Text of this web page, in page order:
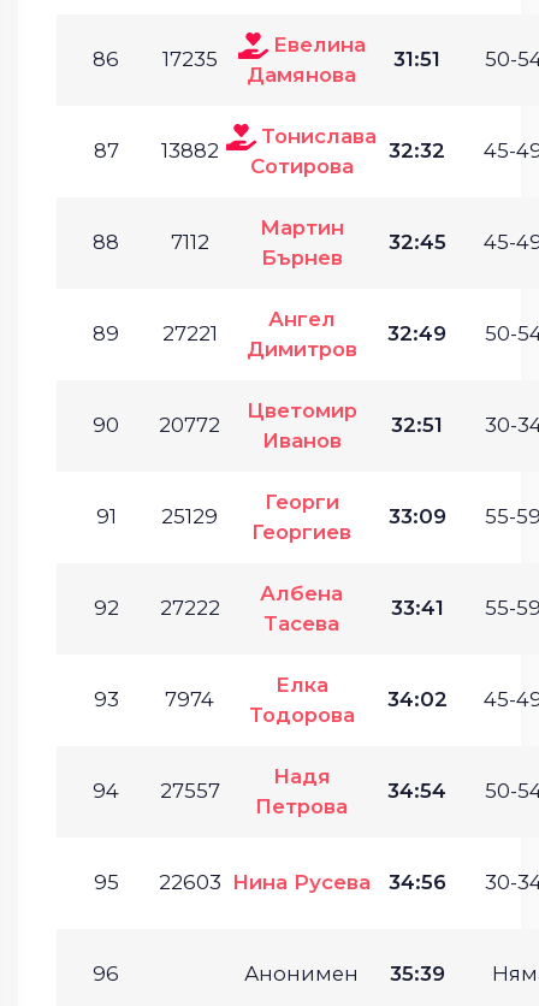
86 17235
Евелина
Дамянова
31:51 50-
87 13882
Тонислава
Сотирова
32:32 45-
88 7112
Мартин
Бърнев
32:45 45-
89 27221
Ангел
Димитров
32:49 50-
90 20772
Цветомир
Иванов
32:51 30-
91 25129
Георги
Георгиев
33:09 55-
92 27222
Албена
Тасева
33:41 55-
93 7974
Елка
Тодорова
34:02 45-
94 27557
Надя
Петрова
34:54 50-
95 22603 Нина Русева 34:56 30-
96 Анонимен 35:39